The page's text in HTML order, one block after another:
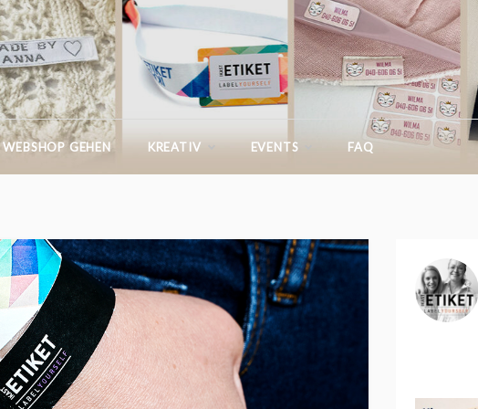
IKASTETIKETT.DE
GEHEN KREATIV EVENTS FAQ